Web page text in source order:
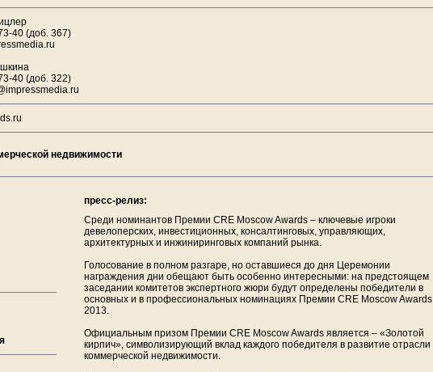
40 (доб. 367)
40 (доб. 322)
недвижимости
пресс-релиз:
Среди номинантов Премии CRE Moscow Awards – ключевые игроки
девелоперских, инвестиционных, консалтинговых, управляющих,
архитектурных и инжиниринговых компаний рынка.
Голосование в полном разгаре, но оставшиеся до дня Церемонии
награждения дни обещают быть особенно интересными: на предстоящем
заседании комитетов экспертного жюри будут определены победители в
основных и в профессиональных номинациях Премии CRE Moscow Awards
2013.
Официальным призом Премии CRE Moscow Awards является – «Золотой
кирпич», символизирующий вклад каждого победителя в развитие отрасли
коммерческой недвижимости.